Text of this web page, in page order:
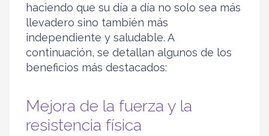
haciendo que su día a día no solo sea más
llevadero sino también más
independiente y saludable. A
continuación, se detallan algunos de los
beneficios más destacados:
Mejora de la fuerza y la
resistencia física